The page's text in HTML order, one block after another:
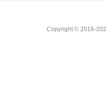
Copyright © 2016-